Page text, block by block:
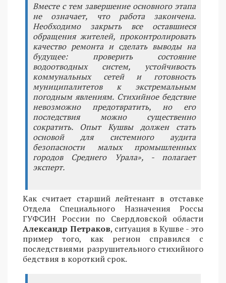
Вместе с тем завершение основного этапа
не означает, что работа закончена.
Необходимо закрыть все оставшиеся
обращения жителей, проконтролировать
качество ремонта и сделать выводы на
будущее: проверить состояние
водоотводных систем, устойчивость
коммунальных сетей и готовность
муниципалитетов к экстремальным
погодным явлениям. Стихийное бедствие
невозможно предотвратить, но его
последствия можно существенно
сократить. Опыт Кушвы должен стать
основой для системного аудита
безопасности малых промышленных
городов Среднего Урала», - полагает
эксперт.
Как считает старший лейтенант в отставке
Отдела Специального Назначения Россы
ГУФСИН России по Свердловской области
Александр Петраков, ситуация в Кушве - это
пример того, как регион справился с
последствиями разрушительного стихийного
бедствия в короткий срок.